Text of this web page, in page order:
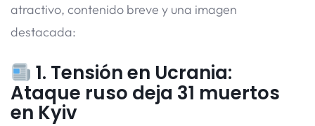
atractivo, contenido breve y una imagen
destacada:
1. Tensión en Ucrania:
Ataque ruso deja 31 muertos
en Kyiv